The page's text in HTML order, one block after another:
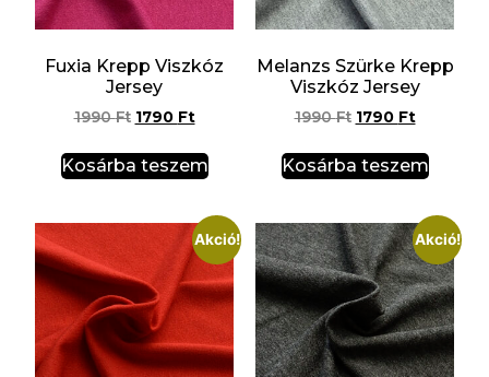
Fuxia Krepp Viszkóz
Jersey
1990Ft 1790 Ft
Kosárba teszem
Melanzs Szürke Krepp
Viszkóz Jersey
1990Ft 1790 Ft
Kosárba teszem
Akció! Akció!